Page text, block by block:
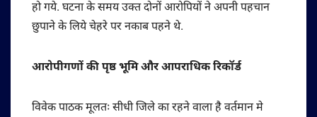
हो गये. घटना के समय उक्त दोनों आरोपियों ने अपनी पहचान
छुपाने के लिये चेहरे पर नकाब पहने थे.
आरोपीगणों की पृष्ठ भूमि और आपराधिक रिकॉर्ड
विवेक पाठक मूलतः सीधी जिले का रहने वाला है वर्तमान मे